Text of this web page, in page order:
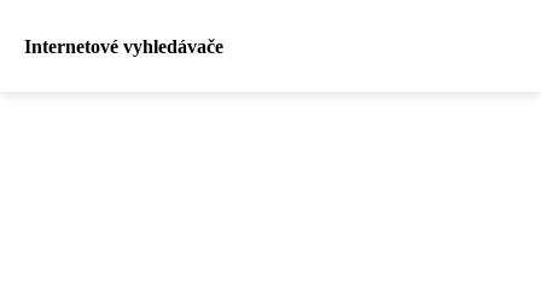
Internetové vyhledávače